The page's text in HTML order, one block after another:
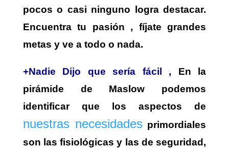
pocos o casi ninguno logra destacar.
Encuentra tu pasión , fíjate grandes
metas y ve a todo o nada.
+Nadie Dijo que sería fácil , En la
pirámide de Maslow podemos
identificar que los aspectos de
nuestras necesidades primordiales
son las fisiológicas y las de seguridad,